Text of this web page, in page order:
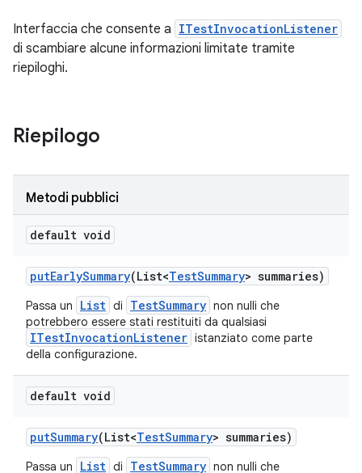
Interfaccia che consente a ITestInvocationListener
di scambiare alcune informazioni limitate tramite
riepiloghi.
Riepilogo
Metodi pubblici
default void
putEarlySummary(List<TestSummary> summaries)
Passa un List di TestSummary non nulli che
potrebbero essere stati restituiti da qualsiasi
ITestInvocationListener istanziato come parte
della configurazione.
default void
putSummary(List<TestSummary> summaries)
Passa un List di TestSummary non nulli che